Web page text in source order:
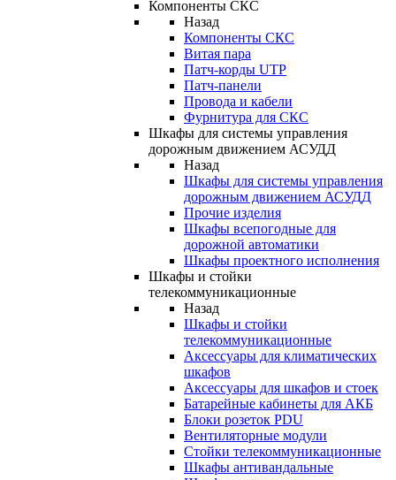
Компоненты СКС
Назад
Компоненты СКС
Витая пара
Патч-корды UTP
Патч-панели
Провода и кабели
Фурнитура для СКС
Шкафы для системы управления
дорожным движением АСУДД
Назад
Шкафы для системы управления
дорожным движением АСУДД
Прочие изделия
Шкафы всепогодные для
дорожной автоматики
Шкафы проектного исполнения
Шкафы и стойки
телекоммуникационные
Назад
Шкафы и стойки
телекоммуникационные
Аксессуары для климатических
шкафов
Аксессуары для шкафов и стоек
Батарейные кабинеты для АКБ
Блоки розеток PDU
Вентиляторные модули
Стойки телекоммуникационные
Шкафы антивандальные